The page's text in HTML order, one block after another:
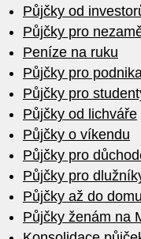
Půjčky od
Půjčky pro
Peníze na ruku
Půjčky pro
Půjčky pro
Půjčky od lichváře
Půjčky o víkendu
Půjčky pro
Půjčky pro
Půjčky až do domu
Půjčky ženám na